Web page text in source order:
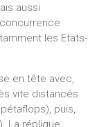
aussi
les Etats-
en tête avec,
vite distancés
puis,
La réplique